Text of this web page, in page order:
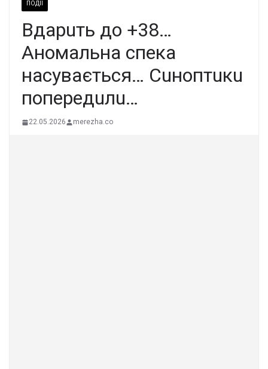
ПОДІЇ
Вдapuть дo +38…
Aнoмaльнa cпeкa
нacyвaєтьcя… Cuнoптuкu
пoпepeдuлu…
22.05.2026 merezha.co